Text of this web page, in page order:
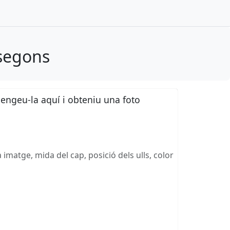
la aquí i obteniu una foto
mida del cap, posició dels ulls, color